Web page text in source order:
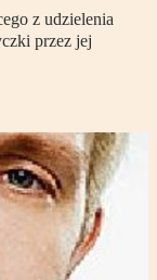
z udzielenia
przez jej